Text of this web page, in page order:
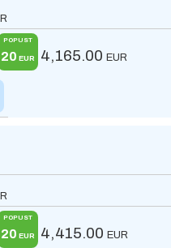
POPUST
20 EUR 4,165.00 EUR
POPUST
20 EUR 4,415.00 EUR